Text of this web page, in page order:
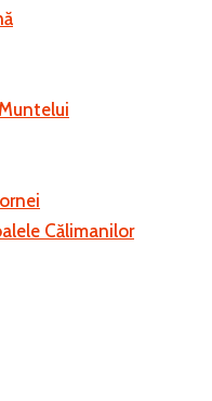
Călimanilor